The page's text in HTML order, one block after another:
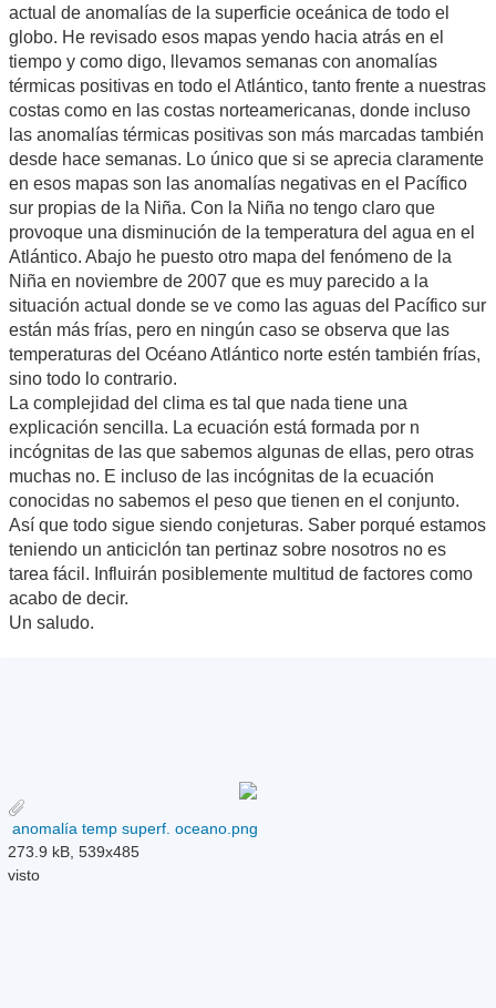
actual de anomalías de la superficie oceánica de todo el
globo. He revisado esos mapas yendo hacia atrás en el
tiempo y como digo, llevamos semanas con anomalías
térmicas positivas en todo el Atlántico, tanto frente a nuestras
costas como en las costas norteamericanas, donde incluso
las anomalías térmicas positivas son más marcadas también
desde hace semanas. Lo único que si se aprecia claramente
en esos mapas son las anomalías negativas en el Pacífico
sur propias de la Niña. Con la Niña no tengo claro que
provoque una disminución de la temperatura del agua en el
Atlántico. Abajo he puesto otro mapa del fenómeno de la
Niña en noviembre de 2007 que es muy parecido a la
situación actual donde se ve como las aguas del Pacífico sur
están más frías, pero en ningún caso se observa que las
temperaturas del Océano Atlántico norte estén también frías,
sino todo lo contrario.
La complejidad del clima es tal que nada tiene una
explicación sencilla. La ecuación está formada por n
incógnitas de las que sabemos algunas de ellas, pero otras
muchas no. E incluso de las incógnitas de la ecuación
conocidas no sabemos el peso que tienen en el conjunto.
Así que todo sigue siendo conjeturas. Saber porqué estamos
teniendo un anticiclón tan pertinaz sobre nosotros no es
tarea fácil. Influirán posiblemente multitud de factores como
acabo de decir.
Un saludo.
anomalía temp superf. oceano.png
273.9 kB, 539x485
visto